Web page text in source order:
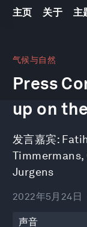
主页 关于 主
气候与自然
Press
up on
发言嘉宾:
Timmermans,
Jurgens
2022年5月24日
声音
seconds
30
minutes,
seconds